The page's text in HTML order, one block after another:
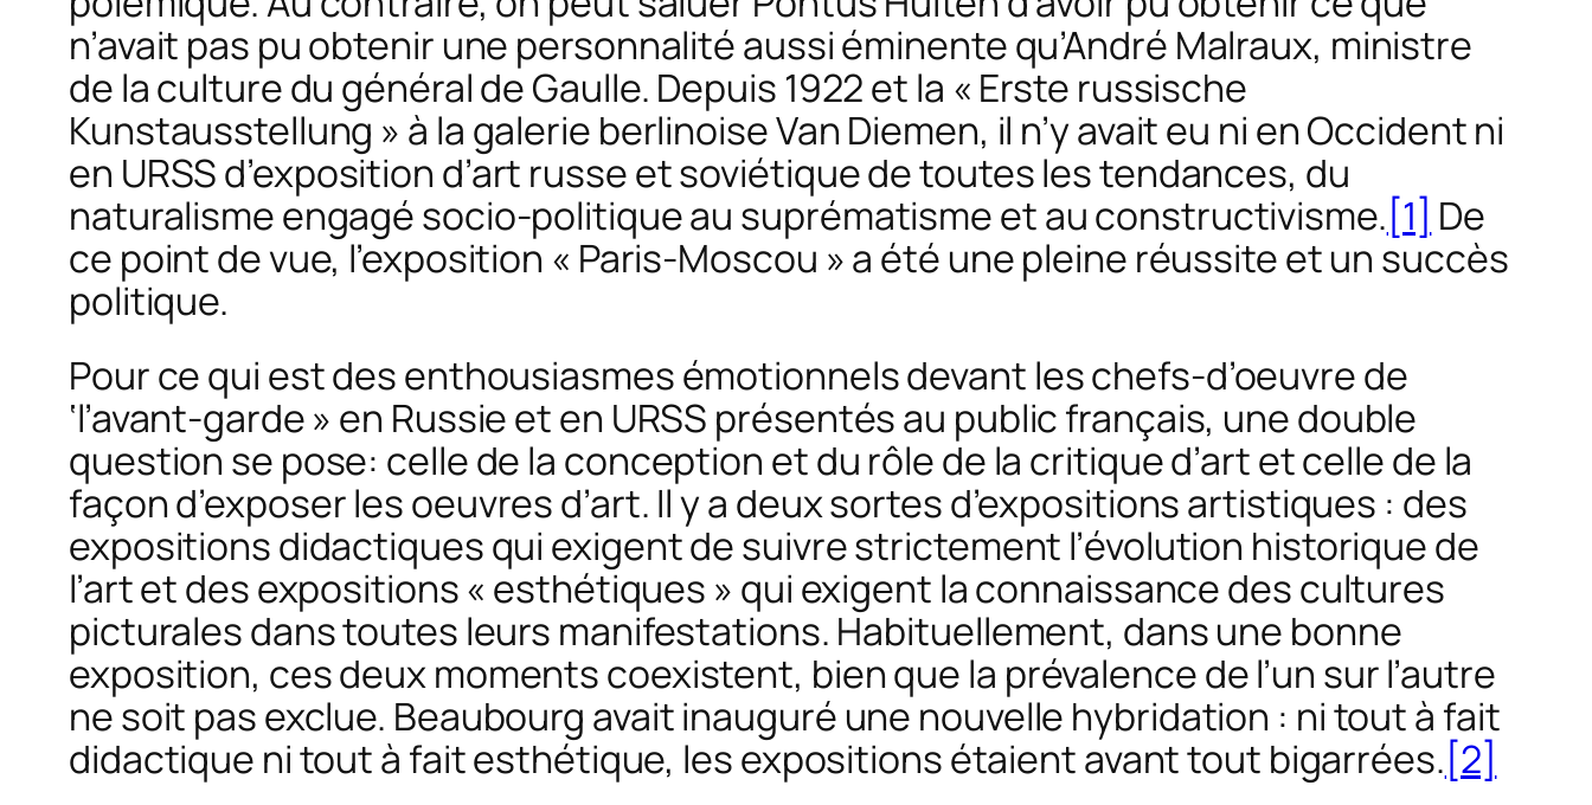
n’avait pas pu obtenir une personnalité aussi éminente qu’André Malraux, ministre
de la culture du général de Gaulle. Depuis 1922 et la « Erste russische
Kunstausstellung » à la galerie berlinoise Van Diemen, il n’y avait eu ni en Occident ni
en URSS d’exposition d’art russe et soviétique de toutes les tendances, du
naturalisme engagé socio-politique au suprématisme et au constructivisme.[1] De
ce point de vue, l’exposition « Paris-Moscou » a été une pleine réussite et un succès
politique.
Pour ce qui est des enthousiasmes émotionnels devant les chefs-d’oeuvre de
‘l’avant-garde » en Russie et en URSS présentés au public français, une double
question se pose: celle de la conception et du rôle de la critique d’art et celle de la
façon d’exposer les oeuvres d’art. Il y a deux sortes d’expositions artistiques : des
expositions didactiques qui exigent de suivre strictement l’évolution historique de
l’art et des expositions « esthétiques » qui exigent la connaissance descultures
picturalesdans toutes leurs manifestations. Habituellement, dans une bonne
exposition, ces deux moments coexistent, bien que la prévalence de l’un sur l’autre
ne soit pas exclue. Beaubourg avait inauguré une nouvelle hybridation : ni tout à fait
didactique ni tout à fait esthétique, les expositions étaient avant tout bigarrées.[2]